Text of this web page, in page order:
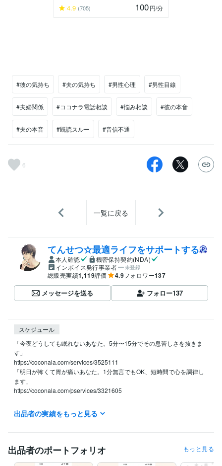
4.9 (705) 100円/分
#彼の気持ち #夫の気持ち #男性心理 #男性目線
#夫婦関係 #ココナラ電話相談 #悩み相談 #彼の本音
#夫の本音 #既読スルー #音信不通
6
一覧に戻る
てんせつ☆最適ライフをサポートする
本人確認
機密保持契約(NDA)
インボイス発行事業者
未登録
総販売実績1,119評価 4.9フォロワー137
メッセージを送る フォロー137
スケジュール
「今夜どうしても眠れないあなた。5分〜15分でその息苦しさを抜きま
す」
https://coconala.com/services/3525111
「明日が怖くて胃が痛いあなた。1分無言でもOK、短時間で心を調律し
ます」
https://coconala.com/pservices/3321605
1人で寂しい
モヤモヤする
誰かと繋がりたい
何とかしたい
出品者の実績をもっと見る
出品者のポートフォリオ もっと見る